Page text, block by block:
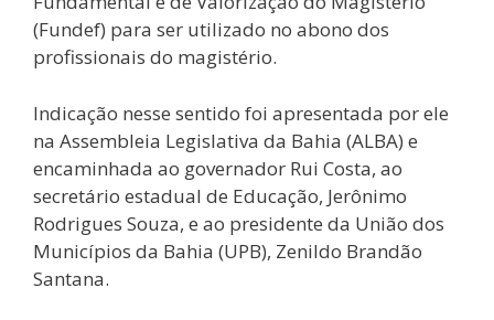
(Fundef) para ser utilizado no abono dos
profissionais do magistério.
Indicação nesse sentido foi apresentada por ele
na Assembleia Legislativa da Bahia (ALBA) e
encaminhada ao governador Rui Costa, ao
secretário estadual de Educação, Jerônimo
Rodrigues Souza, e ao presidente da União dos
Municípios da Bahia (UPB), Zenildo Brandão
Santana.